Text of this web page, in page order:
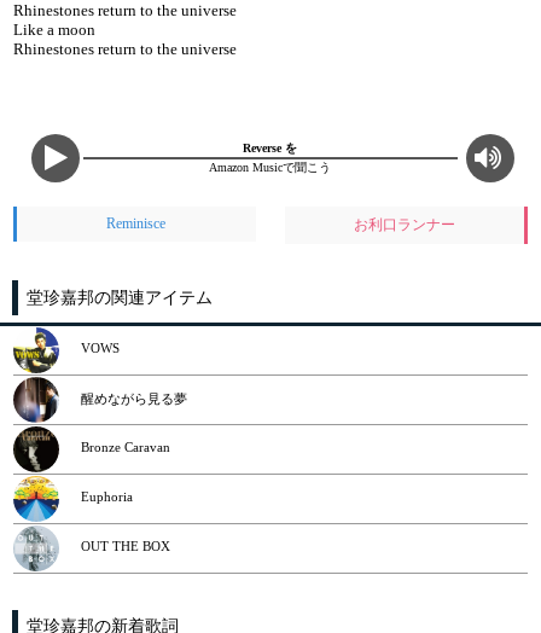
Rhinestones return to the universe
Like a moon
Rhinestones return to the universe
Reverse を
Amazon Musicで聞こう
Reminisce お利口ランナー
堂珍嘉邦の関連アイテム
VOWS
醒めながら見る夢
Bronze Caravan
Euphoria
OUT THE BOX
堂珍嘉邦の新着歌詞